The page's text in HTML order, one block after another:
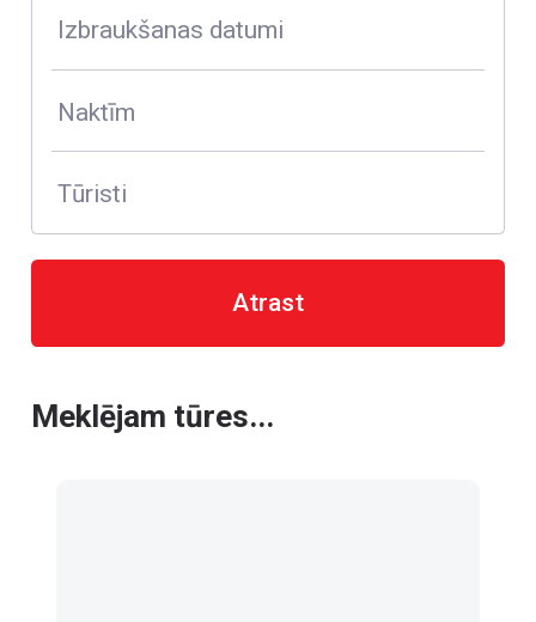
Izbraukšanas datumi
Naktīm
Tūristi
Atrast
Meklējam tūres...